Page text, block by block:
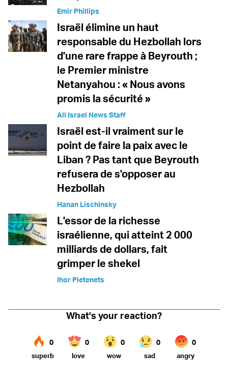
Emir Phillips
Israël élimine un haut
responsable du Hezbollah lors
d'une rare frappe à Beyrouth ;
le Premier ministre
Netanyahou : « Nous avons
promis la sécurité »
All Israel News Staff
Israël est-il vraiment sur le
point de faire la paix avec le
Liban ? Pas tant que Beyrouth
refusera de s'opposer au
Hezbollah
Hanan Lischinsky
L'essor de la richesse
israélienne, qui atteint 2 000
milliards de dollars, fait
grimper le shekel
Ihor Pletenets